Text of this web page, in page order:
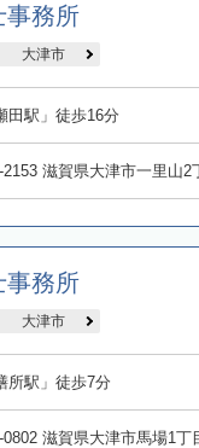
事務所
大津市
田駅」徒歩16分
2153 滋賀県大津市一里山2
事務所
大津市
所駅」徒歩7分
0802 滋賀県大津市馬場1丁